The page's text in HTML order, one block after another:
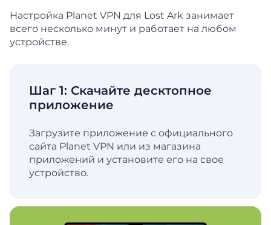
Настройка Planet VPN для Lost Ark занимает
всего несколько минут и работает на любом
устройстве.
Шаг 1: Скачайте десктопное
приложение
Загрузите приложение с официального
сайта Planet VPN или из магазина
приложений и установите его на свое
устройство.